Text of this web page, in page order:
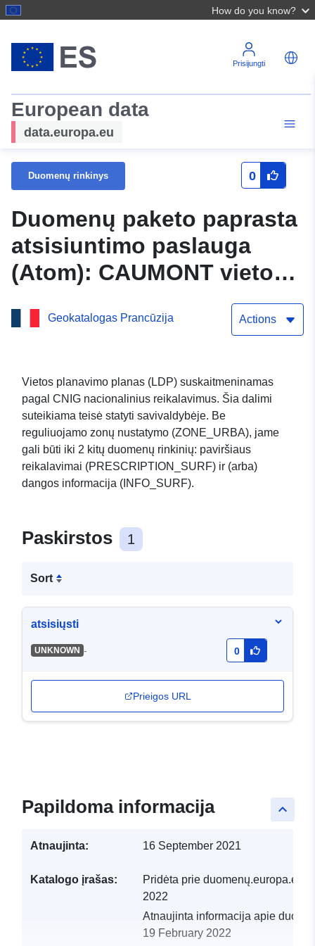
How do you know?
Prisijungti
European data
data.europa.eu
Duomenų rinkinys 0
Duomenų paketo paprasta
atsisiuntimo paslauga
(Atom): CAUMONT vietos
Geokatalogas Prancūzija Actions
Vietos planavimo planas (LDP) suskaitmeninamas
pagal CNIG nacionalinius reikalavimus. Šia dalimi
suteikiama teisė statyti savivaldybėje. Be
reguliuojamo zonų nustatymo (ZONE_URBA), jame
gali būti iki 2 kitų duomenų rinkinių: paviršiaus
reikalavimai (PRESCRIPTION_SURF) ir (arba)
dangos informacija (INFO_SURF).
Paskirstos 1
Sort
atsisiųsti
UNKNOWN - 0
Prieigos URL
keyboard_arrow_up
Papildoma informacija
Atnaujinta: 16 September 2021
Katalogo įrašas: Pridėta prie duomenų.europa.eu:
2022
Atnaujinta informacija apie
19 February 2022